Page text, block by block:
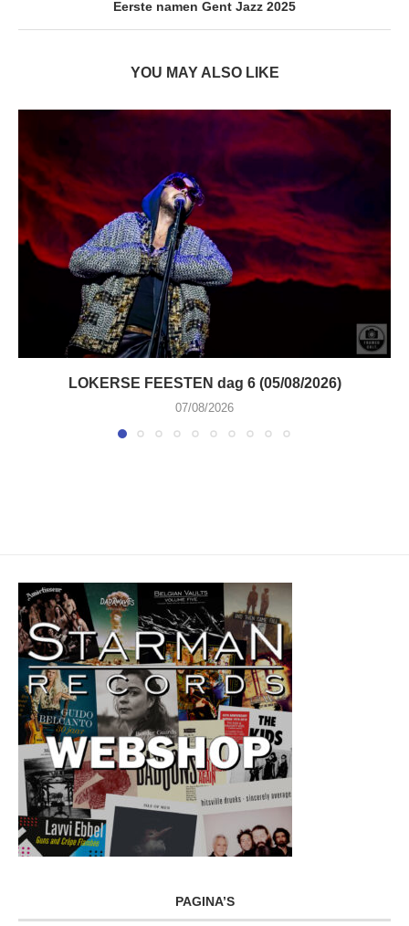
Eerste namen Gent Jazz 2025
YOU MAY ALSO LIKE
LOKERSE FEESTEN dag 6 (05/08/2026)
07/08/2026
PAGINA’S